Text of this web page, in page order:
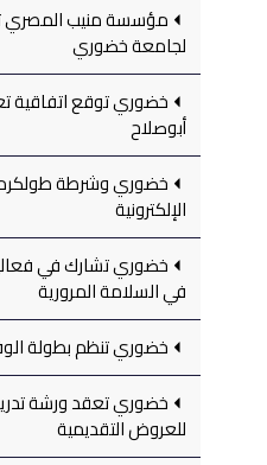
مؤسسة منيب المصري
لجامعة خضوري
خضوري توقع
أبوصلاح
خضوري وشرطة طولكرم
الإلكترونية
خضوري تشارك في
في السلامة المرورية
خضوري تنظم بطولة
خضوري تعقد ورشة
للعروض التقديمية